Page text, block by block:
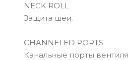
NECK ROLL
Защита шеи.
CHANNELED PORTS
Канальные порты